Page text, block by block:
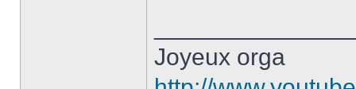
Joyeux orga